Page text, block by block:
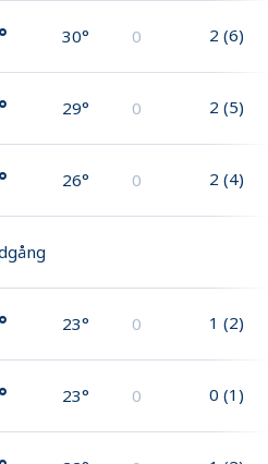
30° 0 2 (6)
29° 0 2 (5)
26° 0 2 (4)
23° 0 1 (2)
23° 0 0 (1)